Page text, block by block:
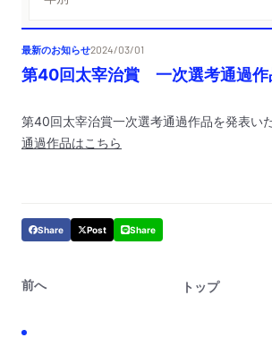
最新のお知らせ2024/03/01
第40回太宰治賞 一次選考通過作
第40回太宰治賞一次選考通過作品を発表い
通過作品はこちら
Share Post Share
前へ トップ